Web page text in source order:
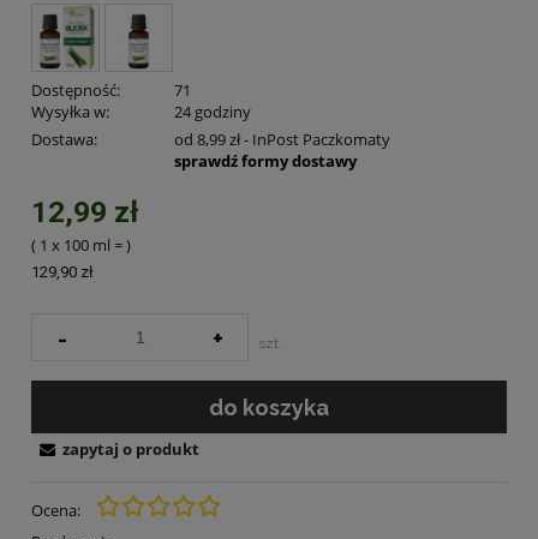
Dostępność:
71
Wysyłka w:
24 godziny
Dostawa:
od 8,99 zł- InPost Paczkomaty
sprawdź formy dostawy
12,99 zł
( 1 x 100 ml =
129,90 zł
)
- + szt.
do koszyka
Ocena:
zapytaj o produkt